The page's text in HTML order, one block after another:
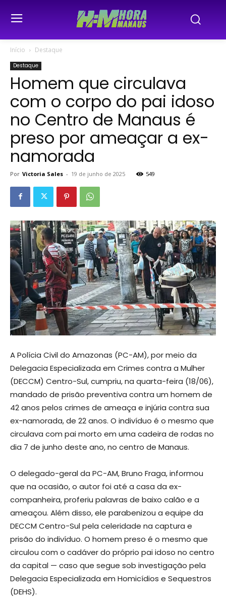
Início Destaque
Destaque
Homem que circulava
com o corpo do pai idoso
no Centro de Manaus é
preso por ameaçar a ex-
namorada
Por Victoria Sales - 19 de junho de 2025 549
A Polícia Civil do Amazonas (PC-AM), por meio da
Delegacia Especializada em Crimes contra a Mulher
(DECCM) Centro-Sul, cumpriu, na quarta-feira (18/06),
mandado de prisão preventiva contra um homem de
42 anos pelos crimes de ameaça e injúria contra sua
ex-namorada, de 22 anos. O indivíduo é o mesmo que
circulava com pai morto em uma cadeira de rodas no
dia 7 de junho deste ano, no centro de Manaus.
O delegado-geral da PC-AM, Bruno Fraga, informou
que na ocasião, o autor foi até a casa da ex-
companheira, proferiu palavras de baixo calão e a
ameaçou. Além disso, ele parabenizou a equipe da
DECCM Centro-Sul pela celeridade na captura e
prisão do indivíduo. O homem preso é o mesmo que
circulou com o cadáver do próprio pai idoso no centro
da capital — caso que segue sob investigação pela
Delegacia Especializada em Homicídios e Sequestros
(DEHS).